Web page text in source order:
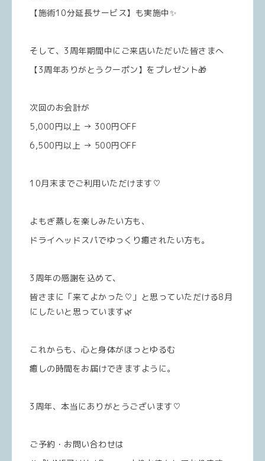
【施術10分延長サービス】も実施中✨
そして、3周年期間中にご来店いただいた皆さまへ
【3周年ありがとうクーポン】をプレゼント🎁
次回のお会計が
5,000円以上 → 300円OFF
6,500円以上 → 500円OFF
10月末までご利用いただけます♡
よもぎ蒸しを楽しみたい方も、
ドライヘッドスパでゆっくり癒されたい方も。
3周年の感謝を込めて、
皆さまに「来てよかった♡」と思っていただける8月
にしたいと思っています🌿
これからも、心と身体がほっとゆるむ
癒しの時間をお届けできますように。
3周年、本当にありがとうございます♡
ご予約・お問い合わせは